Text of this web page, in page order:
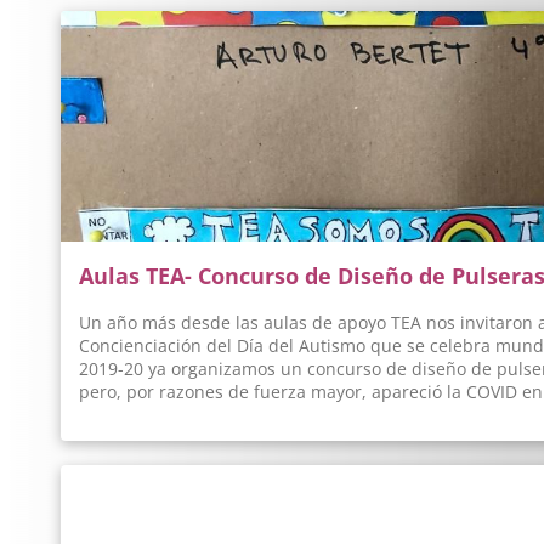
Aulas TEA- Concurso de Diseño de Pulseras
Un año más desde las aulas de apoyo TEA nos
Concienciación del Día del Autismo que se celebra
2019-20 ya organizamos un concurso de diseño de
pero, por razones de fuerza mayor, apareció la COVID
todos a participar en un nuevo concurso en el que
Autismo (lazos, piezas de puzzle, infinitos,